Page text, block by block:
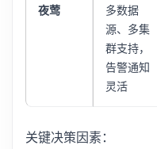
夜莺
多数据
源、多集
群支持，
告警通知
灵活
关键决策因素：